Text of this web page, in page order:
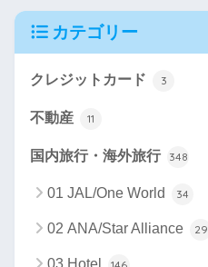
カテゴリー
クレジットカード 3
不動産 11
国内旅行・海外旅行 348
01 JAL/One World 34
02 ANA/Star Alliance 29